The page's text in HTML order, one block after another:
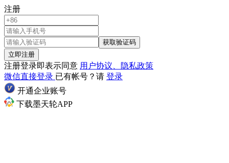
注册
获取验证码
立即注册
注册登录即表示同意 用户协议、隐私政策
微信直接登录 已有帐号？请 登录
开通企业账号
下载墨天轮APP